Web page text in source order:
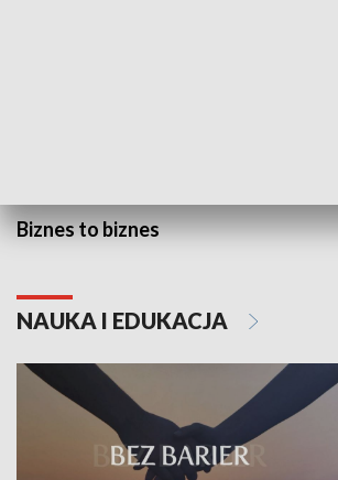
Biznes to biznes
NAUKA I EDUKACJA